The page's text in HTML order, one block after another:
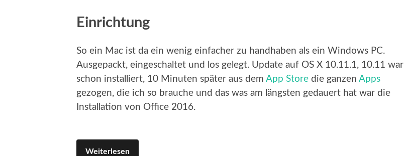
Einrichtung
So ein Mac ist da ein wenig einfacher zu handhaben als ein Windows PC.
Ausgepackt, eingeschaltet und los gelegt. Update auf OS X 10.11.1, 10.11 war
schon installiert, 10 Minuten später aus dem App Store die ganzen Apps
gezogen, die ich so brauche und das was am längsten gedauert hat war die
Installation von Office 2016.
Weiterlesen